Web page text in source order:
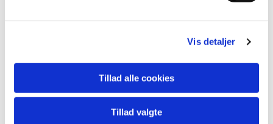
Vis detaljer
Tillad alle cookies
Tillad valgte
Bestået DRK's Brugsprøve
1. præmie, Begynder kl. Markprøve B
2. præmie, Åben kl. Markprøve C
3. præmie, Åben kl. Markprøve B